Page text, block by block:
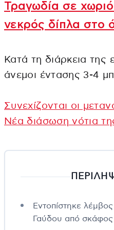
Τραγωδία σε
νεκρός δίπλα στο
Κατά τη διάρκεια της
άνεμοι έντασης 3-4
Συνεχίζονται οι
Νέα διάσωση νότια
Εντοπίστηκε
Γαύδου από